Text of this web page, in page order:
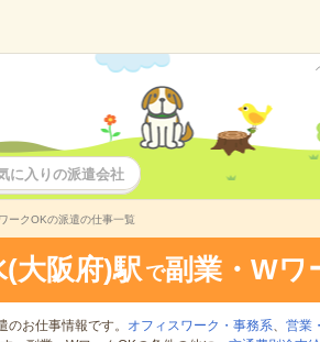
に入りの派遣会社
ークOKの派遣の仕事一覧
(大阪府)駅 で副業・Wワ
お仕事情報です。 オフィスワーク・事務系、 営業